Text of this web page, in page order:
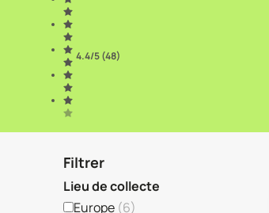
4.4/5 (48)
Filtrer
Lieu de collecte
Europe (6)